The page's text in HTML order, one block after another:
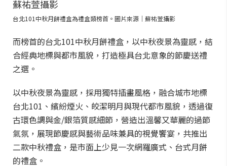
台北101中秋月餅禮盒為禮盒類榜首。圖片來源｜蘇祐萱攝影
而榜首的台北101中秋月餅禮盒，以中秋夜景為靈感，結
合經典地標與都市風貌，打造極具台北意象的節慶送禮
之選。
以中秋夜景為靈感，採用獨特插畫風格，融合城市地標
台北101、繽紛煙火、皎潔明月與現代都市風貌，透過復
古環色調與金/銀箔質感細節，營造出溫馨又華麗的過節
氣氛，展現節慶感與藝術品味兼具的視覺饗宴，共推出
二款中秋禮盒，是市面上少見一次網羅廣式、台式月餅
的禮盒。